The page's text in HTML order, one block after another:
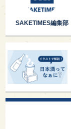
SAKETIMES編集部